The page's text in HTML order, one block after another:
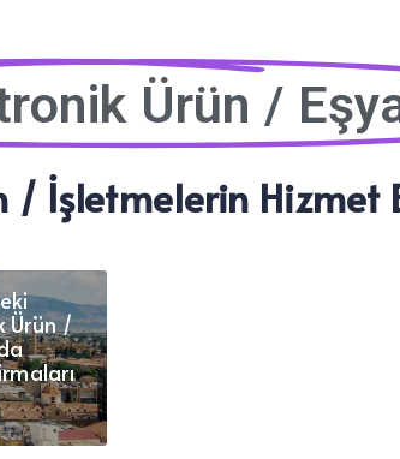
Ürün /
/ İşletmelerin Hizmet
Ürün /